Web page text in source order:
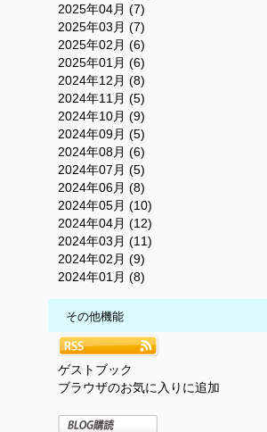
2025年04月 (7)
2025年03月 (7)
2025年02月 (6)
2025年01月 (6)
2024年12月 (8)
2024年11月 (5)
2024年10月 (9)
2024年09月 (5)
2024年08月 (6)
2024年07月 (5)
2024年06月 (8)
2024年05月 (10)
2024年04月 (12)
2024年03月 (11)
2024年02月 (9)
2024年01月 (8)
その他機能
ゲストブック
ブラウザのお気に入りに追加